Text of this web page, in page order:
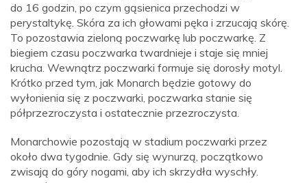
do 16 godzin, po czym gąsienica przechodzi w
perystaltykę. Skóra za ich głowami pęka i zrzucają skórę.
To pozostawia zieloną poczwarkę lub poczwarkę. Z
biegiem czasu poczwarka twardnieje i staje się mniej
krucha. Wewnątrz poczwarki formuje się dorosły motyl.
Krótko przed tym, jak Monarch będzie gotowy do
wyłonienia się z poczwarki, poczwarka stanie się
półprzezroczysta i ostatecznie przezroczysta.
Monarchowie pozostają w stadium poczwarki przez
około dwa tygodnie. Gdy się wynurzą, początkowo
zwisają do góry nogami, aby ich skrzydła wyschły.